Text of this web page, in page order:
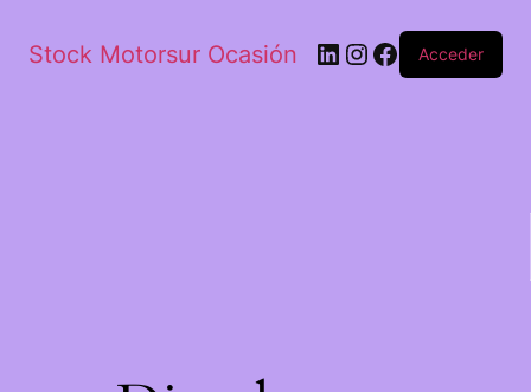
Stock Motorsur Ocasión Acceder